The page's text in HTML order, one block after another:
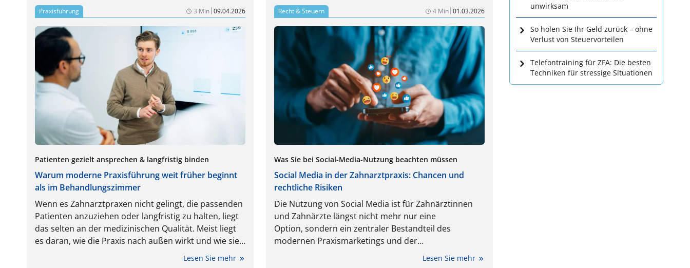
Praxisführung 3 Min|09.04.2026
Patienten gezielt ansprechen & langfristig binden
Warum moderne Praxisführung weit früher beginnt
als im Behandlungszimmer
Wenn es Zahnarztpraxen nicht gelingt, die passenden
Patienten anzuziehen oder langfristig zu halten, liegt
das selten an der medizinischen Qualität. Meist liegt
es daran, wie die Praxis nach außen wirkt und wie sie
mit Patienten kommuniziert. Denn Bindung entsteht
Lesen Sie mehr
Recht & Steuern 4 Min|01.03.2026
Was Sie bei Social-Media-Nutzung beachten müssen
Social Media in der Zahnarztpraxis: Chancen und
rechtliche Risiken
Die Nutzung von Social Media ist für Zahnärztinnen
und Zahnärzte längst nicht mehr nur eine
Option, sondern ein zentraler Bestandteil des
modernen Praxismarketings und der
Außenkommunikation. Plattformen wie Instagram,
Lesen Sie mehr
unwirksam
So holen Sie Ihr Geld zurück – ohne
Verlust von Steuervorteilen
Telefontraining für ZFA: Die besten
Techniken für stressige Situationen